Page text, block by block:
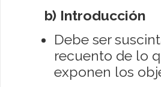
b) Introducción
Debe ser
recuento de lo
exponen los